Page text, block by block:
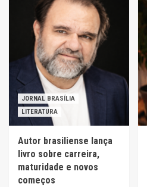
JORNAL BRASÍLIA
LITERATURA
Autor brasiliense lança
livro sobre carreira,
maturidade e novos
começos